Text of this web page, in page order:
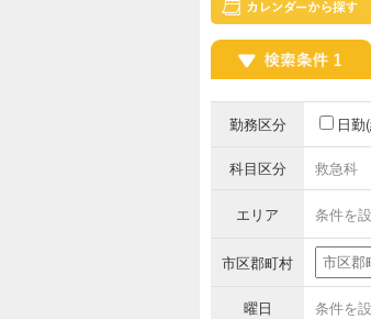
勤務区分 日勤
科目区分 救急科
エリア 条件を
市区郡町村
曜日 条件を